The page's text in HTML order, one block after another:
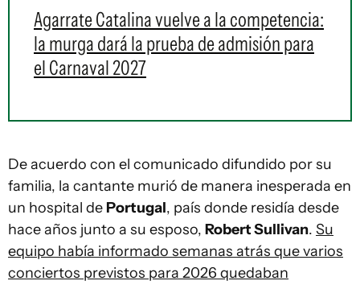
Agarrate Catalina vuelve a la competencia:
la murga dará la prueba de admisión para
el Carnaval 2027
De acuerdo con el comunicado difundido por su
familia, la cantante murió de manera inesperada en
un hospital de Portugal, país donde residía desde
hace años junto a su esposo, Robert Sullivan. Su
equipo había informado semanas atrás que varios
conciertos previstos para 2026 quedaban